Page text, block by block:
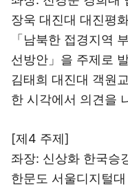
장욱 대진대 대진평
「남북한 접경지역
선방안」을 주제로
김태희 대진대 객원
한 시각에서 의견을
[제4 주제]
좌장: 신상화 한국승
한문도 서울디지털